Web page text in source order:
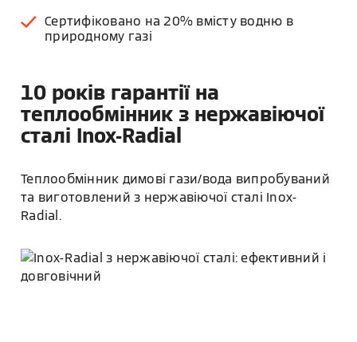
Сертифіковано на 20% вмісту водню в
природному газі
10 років гарантії на
теплообмінник з нержавіючої
сталі Inox-Radial
Теплообмінник димові гази/вода випробуваний
та виготовлений з нержавіючої сталі Inox-
Radial.